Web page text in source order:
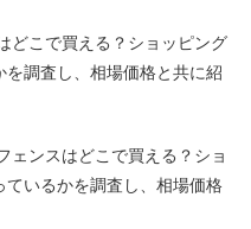
どこで買える？ショッピング
調査し、相場価格と共に紹
ェンスはどこで買える？ショ
ているかを調査し、相場価格